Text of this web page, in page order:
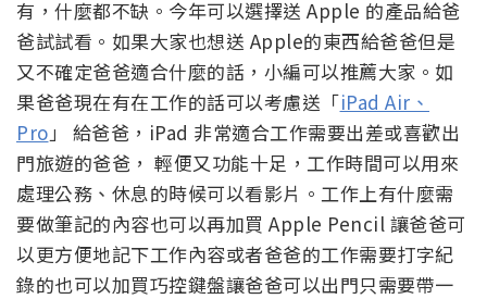
有，什麼都不缺。今年可以選擇送 Apple 的產品給爸
爸試試看。如果大家也想送 Apple的東西給爸爸但是
又不確定爸爸適合什麼的話，小編可以推薦大家。如
果爸爸現在有在工作的話可以考慮送「iPad Air、
Pro 」 給爸爸，iPad 非常適合工作需要出差或喜歡出
門旅遊的爸爸， 輕便又功能十足，工作時間可以用來
處理公務、休息的時候可以看影片。工作上有什麼需
要做筆記的內容也可以再加買 Apple Pencil 讓爸爸可
以更方便地記下工作內容或者爸爸的工作需要打字紀
錄的也可以加買巧控鍵盤讓爸爸可以出門只需要帶一